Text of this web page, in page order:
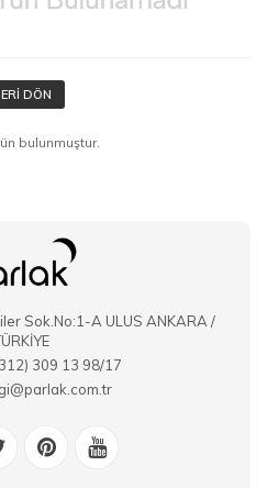
DÖN
bulunmuştur.
Sok.No:1-A ULUS ANKARA /
309 13 98/17